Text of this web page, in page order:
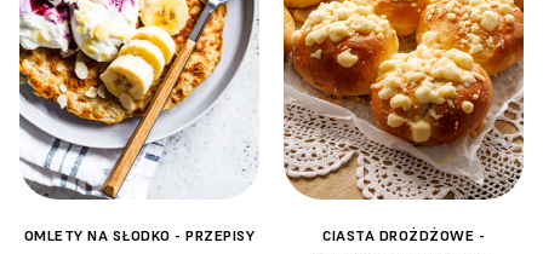
OMLETY NA SŁODKO - PRZEPISY
CIASTA DROŻDŻOWE -